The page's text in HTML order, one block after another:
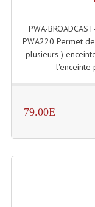
PWA-
PWA220 Permet
plusieurs )
l'enceinte
79.00E